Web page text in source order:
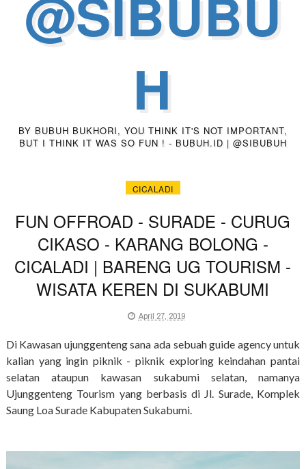
H
BY BUBUH BUKHORI, YOU THINK IT'S NOT IMPORTANT,
BUT I THINK IT WAS SO FUN ! - BUBUH.ID | @SIBUBUH
CICALADI
FUN OFFROAD - SURADE - CURUG
CIKASO - KARANG BOLONG -
CICALADI | BARENG UG TOURISM -
WISATA KEREN DI SUKABUMI
April 27, 2019
Di Kawasan ujunggenteng sana ada sebuah guide agency untuk
kalian yang ingin piknik - piknik exploring keindahan pantai
selatan ataupun kawasan sukabumi selatan, namanya
Ujunggenteng Tourism yang berbasis di Jl. Surade, Komplek
Saung Loa Surade Kabupaten Sukabumi.